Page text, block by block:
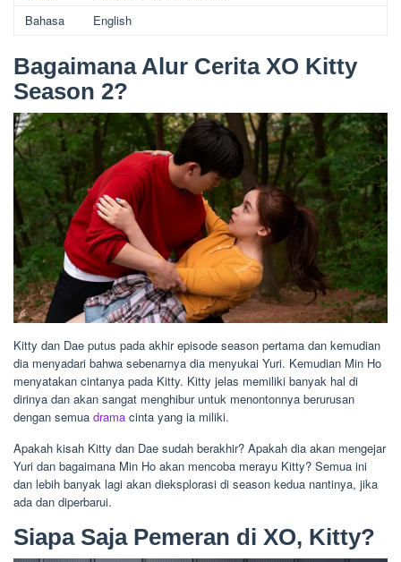
Bahasa
English
Bagaimana Alur Cerita XO Kitty
Season 2?
Kitty dan Dae putus pada akhir episode season pertama dan kemudian
dia menyadari bahwa sebenarnya dia menyukai Yuri. Kemudian Min Ho
menyatakan cintanya pada Kitty. Kitty jelas memiliki banyak hal di
dirinya dan akan sangat menghibur untuk menontonnya berurusan
dengan semua drama cinta yang ia miliki.
Apakah kisah Kitty dan Dae sudah berakhir? Apakah dia akan mengejar
Yuri dan bagaimana Min Ho akan mencoba merayu Kitty? Semua ini
dan lebih banyak lagi akan dieksplorasi di season kedua nantinya, jika
ada dan diperbarui.
Siapa Saja Pemeran di XO, Kitty?